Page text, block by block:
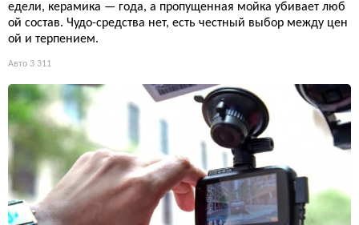
едели, керамика — года, а пропущенная мойка убивает люб
ой состав. Чудо-средства нет, есть честный выбор между цен
ой и терпением.
Авто 3 311